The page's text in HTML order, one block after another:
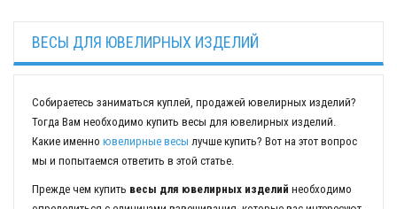
ВЕСЫ ДЛЯ ЮВЕЛИРНЫХ ИЗДЕЛИЙ
Собираетесь заниматься куплей, продажей ювелирных изделий?
Тогда Вам необходимо купить весы для ювелирных изделий.
Какие именно ювелирные весы лучше купить? Вот на этот вопрос
мы и попытаемся ответить в этой статье.
Прежде чем купить весы для ювелирных изделий необходимо